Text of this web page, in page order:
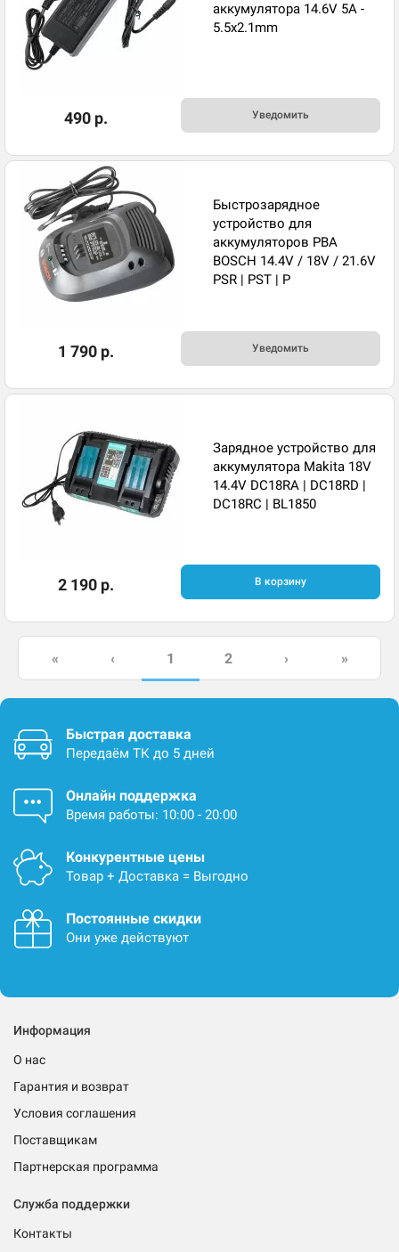
аккумулятора 14.6V 5A -
5.5x2.1mm
490 р. Уведомить
Быстрозарядное
устройство для
аккумуляторов PBA
BOSCH 14.4V / 18V / 21.6V
PSR | PST | P
1 790 р. Уведомить
Зарядное устройство для
аккумулятора Makita 18V
14.4V DC18RA | DC18RD |
DC18RC | BL1850
2 190 р. В корзину
« ‹ 1 2 › »
Быстрая доставка
Передаём ТК до 5 дней
Онлайн поддержка
Время работы: 10:00 - 20:00
Конкурентные цены
Товар + Доставка = Выгодно
Постоянные скидки
Они уже действуют
Информация
О нас
Гарантия и возврат
Условия соглашения
Поставщикам
Партнерская программа
Служба поддержки
Контакты